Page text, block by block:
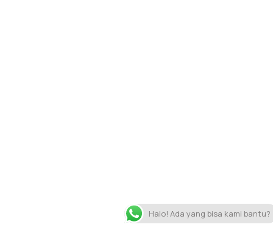
Halo! Ada yang bisa kami bantu?